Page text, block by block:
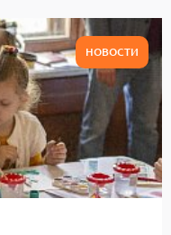
НОВОСТИ